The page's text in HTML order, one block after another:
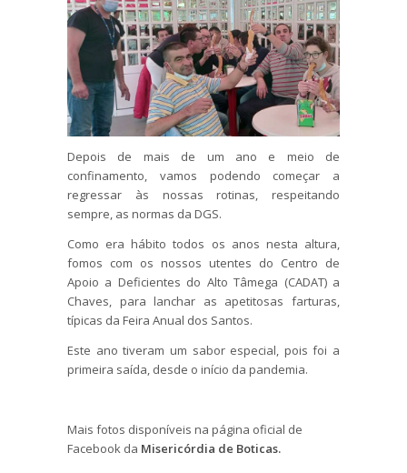
Depois de mais de um ano e meio de
confinamento, vamos podendo começar a
regressar às nossas rotinas, respeitando
sempre, as normas da DGS.
Como era hábito todos os anos nesta altura,
fomos com os nossos utentes do Centro de
Apoio a Deficientes do Alto Tâmega (CADAT) a
Chaves, para lanchar as apetitosas farturas,
típicas da Feira Anual dos Santos.
Este ano tiveram um sabor especial, pois foi a
primeira saída, desde o início da pandemia.
Mais fotos disponíveis na página oficial de
Facebook da Misericórdia de Boticas.